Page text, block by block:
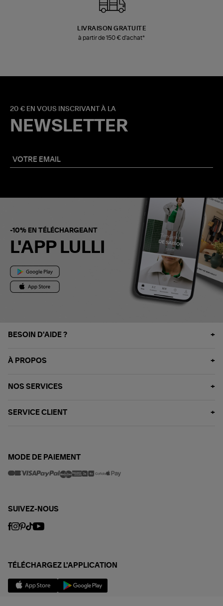
LIVRAISON GRATUITE
à partir de 150 € d'achat*
20 € EN VOUS INSCRIVANT À LA
NEWSLETTER
-10% EN TÉLÉCHARGEANT
L'APP LULLI
BESOIN D'AIDE ?
À PROPOS
NOS SERVICES
SERVICE CLIENT
MODE DE PAIEMENT
SUIVEZ-NOUS
TÉLÉCHARGEZ L'APPLICATION